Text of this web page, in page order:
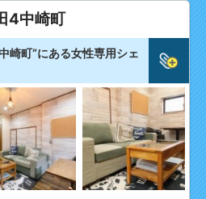
4中崎町
崎町”にある女性専用シェ